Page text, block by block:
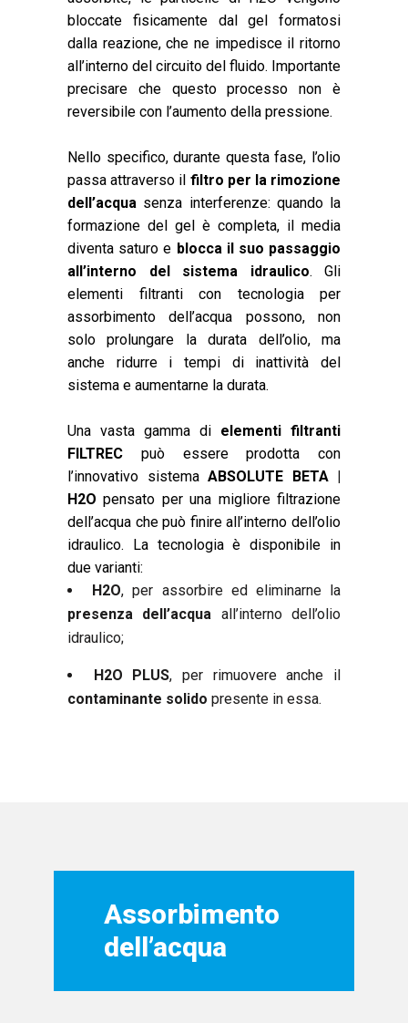
bloccate fisicamente dal gel formatosi
dalla reazione, che ne impedisce il ritorno
all’interno del circuito del fluido. Importante
precisare che questo processo non è
reversibile con l’aumento della pressione.
Nello specifico, durante questa fase, l’olio
passa attraverso il filtro per la rimozione
dell’acqua senza interferenze: quando la
formazione del gel è completa, il media
diventa saturo e blocca il suo passaggio
all’interno del sistema idraulico. Gli
elementi filtranti con tecnologia per
assorbimento dell’acqua possono, non
solo prolungare la durata dell’olio, ma
anche ridurre i tempi di inattività del
sistema e aumentarne la durata.
Una vasta gamma di elementi filtranti
FILTREC può essere prodotta con
l’innovativo sistema ABSOLUTE BETA |
H2O pensato per una migliore filtrazione
dell’acqua che può finire all’interno dell’olio
idraulico. La tecnologia è disponibile in
due varianti:
H2O, per assorbire ed eliminarne la
presenza dell’acqua all’interno dell’olio
idraulico;
H2O PLUS, per rimuovere anche il
contaminante solido presente in essa.
Assorbimento
dell’acqua